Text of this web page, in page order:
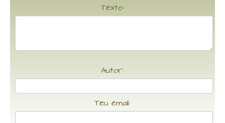
Texto:
Autor:
Teu email: